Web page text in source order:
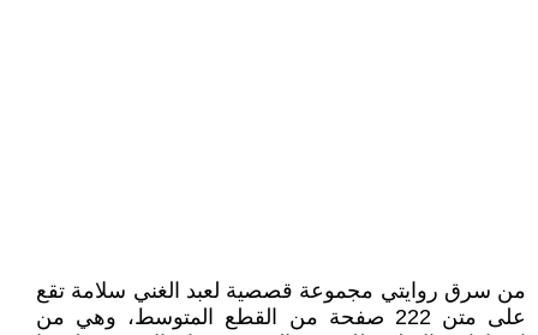
من سرق روايتي مجموعة قصصية لعبد الغني سلامة تقع
على متن 222 صفحة من القطع المتوسط، وهي من